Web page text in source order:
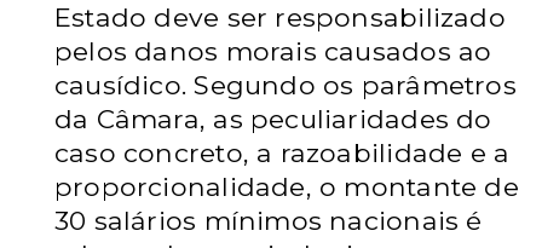
Estado deve ser responsabilizado
pelos danos morais causados ao
causídico. Segundo os parâmetros
da Câmara, as peculiaridades do
caso concreto, a razoabilidade e a
proporcionalidade, o montante de
30 salários mínimos nacionais é